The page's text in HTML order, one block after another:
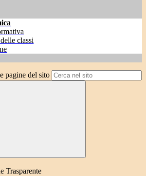
classi
pagine del sito
Trasparente